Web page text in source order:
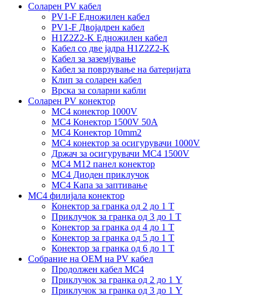
Соларен PV кабел
PV1-F Едножилен кабел
PV1-F Двојадрен кабел
H1Z2Z2-K Едножилен кабел
Кабел со две јадра H1Z2Z2-K
Кабел за заземјување
Кабел за поврзување на батеријата
Клип за соларен кабел
Врска за соларни кабли
Соларен PV конектор
MC4 конектор 1000V
MC4 Конектор 1500V 50A
MC4 Конектор 10mm2
MC4 конектор за осигурувачи 1000V
Држач за осигурувачи MC4 1500V
MC4 M12 панел конектор
MC4 Диоден приклучок
MC4 Капа за заптивање
MC4 филијала конектор
Конектор за гранка од 2 до 1 Т
Приклучок за гранка од 3 до 1 Т
Конектор за гранка од 4 до 1 Т
Конектор за гранка од 5 до 1 Т
Конектор за гранка од 6 до 1 Т
Собрание на ОЕМ на PV кабел
Продолжен кабел MC4
Приклучок за гранка од 2 до 1 Y
Приклучок за гранка од 3 до 1 Y